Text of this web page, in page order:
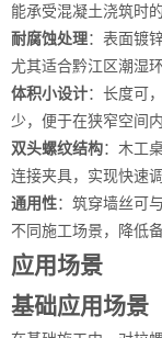
能承受混凝土浇筑时
耐腐蚀处理：表面镀
尤其适合黔江区潮湿
体积小设计：长度可
少，便于在狭窄空间
双头螺纹结构：木工
连接夹具，实现快速
通用性：筑穿墙丝可
不同施工场景，降低
应用场景
基础应用场景